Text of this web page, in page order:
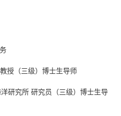
授（三级）博士生导师
研究所 研究员（三级）博士生导